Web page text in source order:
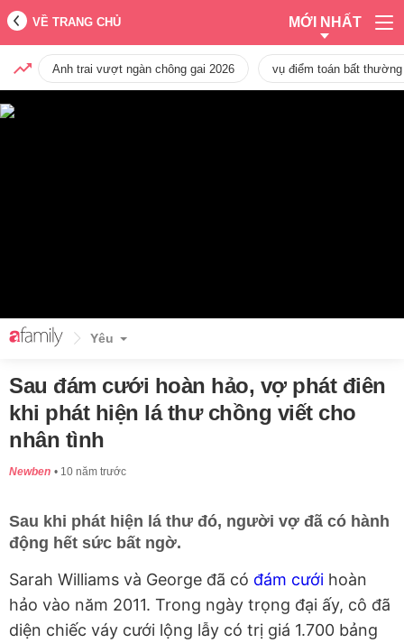
VỀ TRANG CHỦ MỚI NHẤT
Anh trai vượt ngàn chông gai 2026 vụ điểm toán bất
Yêu
Sau đám cưới hoàn hảo, vợ phát điên
khi phát hiện lá thư chồng viết cho
nhân tình
Newben 10 năm trước
Sau khi phát hiện lá thư đó, người vợ đã có hành
động hết sức bất ngờ.
Sarah Williams và George đã có đám cưới hoàn
hảo vào năm 2011. Trong ngày trọng đại ấy, cô đã
diện chiếc váy cưới lộng lẫy có trị giá 1.700 bảng